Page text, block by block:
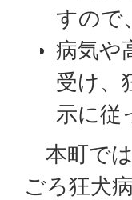
すので
病気や
受け、
示に従
本町では
ごろ狂犬